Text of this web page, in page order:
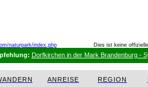
/naturpark/index.php Dies ist keine
Dorfkirchen in der Mark Brandenburg -
ANREISE REGION